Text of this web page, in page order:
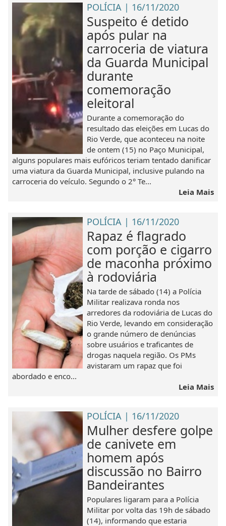
POLÍCIA | 16/11/2020
Suspeito é detido
após pular na
carroceria de viatura
da Guarda Municipal
durante
comemoração
eleitoral
Durante a comemoração do
resultado das eleições em Lucas do
Rio Verde, que aconteceu na noite
de ontem (15) no Paço Municipal,
alguns populares mais eufóricos teriam tentado danificar
uma viatura da Guarda Municipal, inclusive pulando na
carroceria do veículo. Segundo o 2° Te...
Leia Mais
POLÍCIA | 16/11/2020
Rapaz é flagrado
com porção e cigarro
de maconha próximo
à rodoviária
Na tarde de sábado (14) a Polícia
Militar realizava ronda nos
arredores da rodoviária de Lucas do
Rio Verde, levando em consideração
o grande número de denúncias
sobre usuários e traficantes de
drogas naquela região. Os PMs
avistaram um rapaz que foi
abordado e enco...
Leia Mais
POLÍCIA | 16/11/2020
Mulher desfere golpe
de canivete em
homem após
discussão no Bairro
Bandeirantes
Populares ligaram para a Polícia
Militar por volta das 19h de sábado
(14), informando que estaria